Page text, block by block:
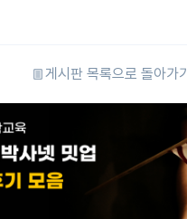
게시판 목록으로 돌아가기